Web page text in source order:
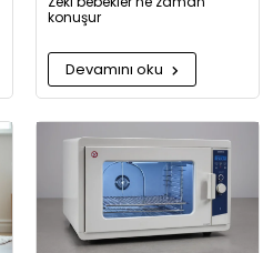
konuşur
Devamını oku